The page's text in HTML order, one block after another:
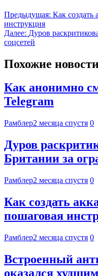
Предыдущая: Как создать
инструкция
Далее: Дуров
соцсетей
Похожие
Как анонимно
Telegram
Рамблер2 месяца спустя 0
Дуров
Британии за
Рамблер2 месяца спустя 0
Как создать
пошаговая
Рамблер2 месяца спустя 0
Встроенный
оказался